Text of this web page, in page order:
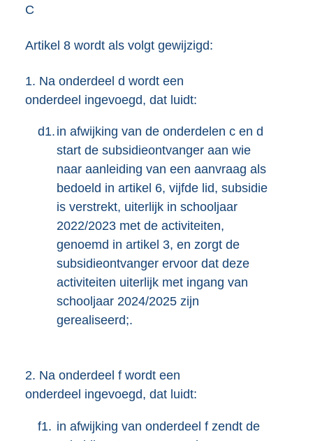
C
Artikel 8 wordt als volgt gewijzigd:
1. Na onderdeel d wordt een
onderdeel ingevoegd, dat luidt:
d1. in afwijking van de onderdelen c en d
start de subsidieontvanger aan wie
naar aanleiding van een aanvraag als
bedoeld in artikel 6, vijfde lid, subsidie
is verstrekt, uiterlijk in schooljaar
2022/2023 met de activiteiten,
genoemd in artikel 3, en zorgt de
subsidieontvanger ervoor dat deze
activiteiten uiterlijk met ingang van
schooljaar 2024/2025 zijn
gerealiseerd;.
2. Na onderdeel f wordt een
onderdeel ingevoegd, dat luidt:
f1. in afwijking van onderdeel f zendt de